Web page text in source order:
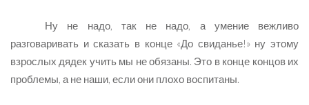
Ну не надо, так не надо, а умение вежливо
разговаривать и сказать в конце «До свиданье!» ну этому
взрослых дядек учить мы не обязаны. Это в конце концов их
проблемы, а не наши, если они плохо воспитаны.